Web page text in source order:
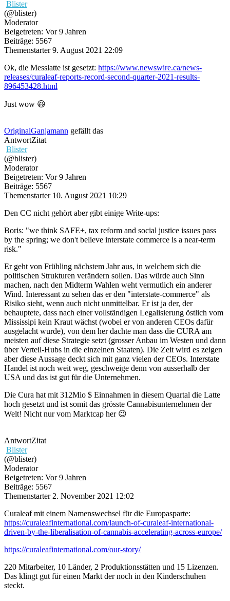
Blister
(@blister)
Moderator
Beigetreten: Vor 9 Jahren
Beiträge: 5567
Themenstarter 9. August 2021 22:09
Ok, die Messlatte ist gesetzt: https://www.newswire.ca/news-
releases/curaleaf-reports-record-second-quarter-2021-results-
896453428.html
Just wow 😆
OriginalGanjamann gefällt das
AntwortZitat
Blister
(@blister)
Moderator
Beigetreten: Vor 9 Jahren
Beiträge: 5567
Themenstarter 10. August 2021 10:29
Den CC nicht gehört aber gibt einige Write-ups:
Boris: "we think SAFE+, tax reform and social justice issues pass
by the spring; we don't believe interstate commerce is a near-term
risk."
Er geht von Frühling nächstem Jahr aus, in welchem sich die
politischen Strukturen verändern sollen. Das würde auch Sinn
machen, nach den Midterm Wahlen weht vermutlich ein anderer
Wind. Interessant zu sehen das er den "interstate-commerce" als
Risiko sieht, wenn auch nicht unmittelbar. Er ist ja der, der
behauptete, dass nach einer vollständigen Legalisierung östlich vom
Mississipi kein Kraut wächst (wobei er von anderen CEOs dafür
ausgelacht wurde), von dem her dachte man dass die CURA am
meisten auf diese Strategie setzt (grosser Anbau im Westen und dann
über Verteil-Hubs in die einzelnen Staaten). Die Zeit wird es zeigen
aber diese Aussage deckt sich mit ganz vielen der CEOs. Interstate
Handel ist noch weit weg, geschweige denn von ausserhalb der
USA und das ist gut für die Unternehmen.
Die Cura hat mit 312Mio $ Einnahmen in diesem Quartal die Latte
hoch gesetzt und ist somit das grösste Cannabisunternehmen der
Welt! Nicht nur vom Marktcap her 😉
AntwortZitat
Blister
(@blister)
Moderator
Beigetreten: Vor 9 Jahren
Beiträge: 5567
Themenstarter 2. November 2021 12:02
Curaleaf mit einem Namenswechsel für die Europasparte:
https://curaleafinternational.com/launch-of-curaleaf-international-
driven-by-the-liberalisation-of-cannabis-accelerating-across-europe/
https://curaleafinternational.com/our-story/
220 Mitarbeiter, 10 Länder, 2 Produktionsstätten und 15 Lizenzen.
Das klingt gut für einen Markt der noch in den Kinderschuhen
steckt.